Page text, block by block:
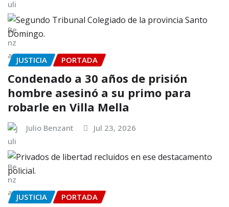
JUSTICIA PORTADA
Condenado a 30 años de prisión
hombre asesinó a su primo para
robarle en Villa Mella
Julio Benzant Jul 23, 2026
JUSTICIA PORTADA